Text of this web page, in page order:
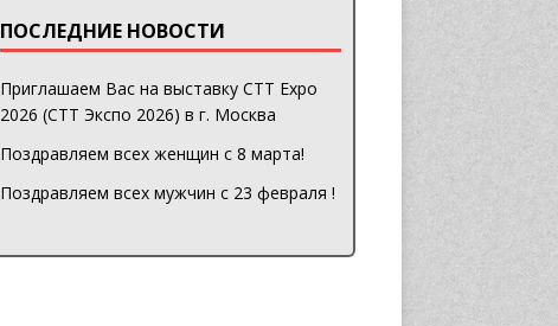
ПОСЛЕДНИЕ НОВОСТИ
Приглашаем Вас на выставку CTT Expo
2026 (СТТ Экспо 2026) в г. Москва
Поздравляем всех женщин с 8 марта!
Поздравляем всех мужчин с 23 февраля !